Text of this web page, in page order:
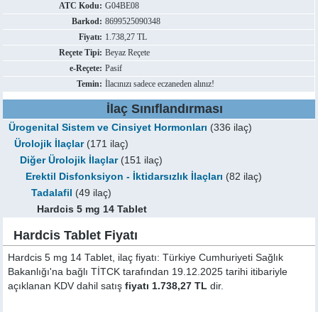
ATC Kodu: G04BE08
Barkod: 8699525090348
Fiyatı: 1.738,27 TL
Reçete Tipi: Beyaz Reçete
e-Reçete: Pasif
Temin: İlacınızı sadece eczaneden alınız!
İlaç Sınıflandırması
Ürogenital Sistem ve Cinsiyet Hormonları (336 ilaç)
Ürolojik İlaçlar(171 ilaç)
Diğer Ürolojik İlaçlar(151 ilaç)
Erektil Disfonksiyon - İktidarsızlık İlaçları (82 ilaç)
Tadalafil
(49 ilaç)
Hardcis 5 mg 14 Tablet
Hardcis Tablet Fiyatı
Hardcis 5 mg 14 Tablet, ilaç fiyatı: Türkiye Cumhuriyeti Sağlık
Bakanlığı'na bağlı TİTCK tarafından 19.12.2025 tarihi itibariyle
açıklanan KDV dahil satışfiyatı 1.738,27 TL dir.